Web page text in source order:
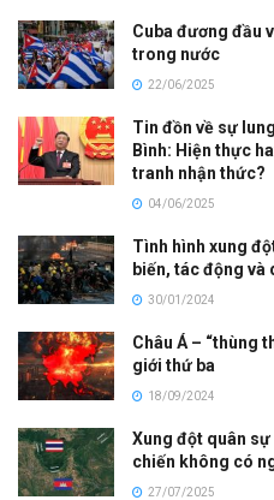
Cuba đương đầu
trong nước
22/06/2025
Tin đồn về sự
Bình: Hiện thực
tranh nhận thức?
04/06/2025
Tình hình xung
biến, tác động và
30/01/2024
Châu Á – “thùng
giới thứ ba
18/09/2024
Xung đột quân
chiến không có
27/07/2025